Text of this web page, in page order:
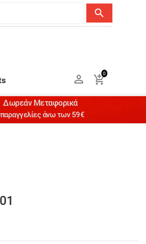
search

0

Δωρεάν Μεταφορικά
παραγγελίες άνω των 59€